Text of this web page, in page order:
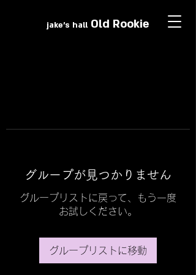
jake's hallOld Rookie
グループが見つかりません
グループリストに戻って、もう一度
お試しください。
グループリストに移動